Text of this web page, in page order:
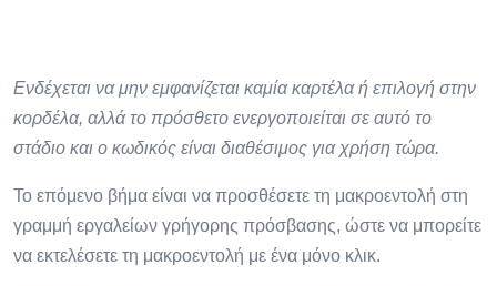
Ενδέχεται να μην εμφανίζεται καμία καρτέλα ή επιλογή στην
κορδέλα, αλλά το πρόσθετο ενεργοποιείται σε αυτό το
στάδιο και ο κωδικός είναι διαθέσιμος για χρήση τώρα.
Το επόμενο βήμα είναι να προσθέσετε τη μακροεντολή στη
γραμμή εργαλείων γρήγορης πρόσβασης, ώστε να μπορείτε
να εκτελέσετε τη μακροεντολή με ένα μόνο κλικ.